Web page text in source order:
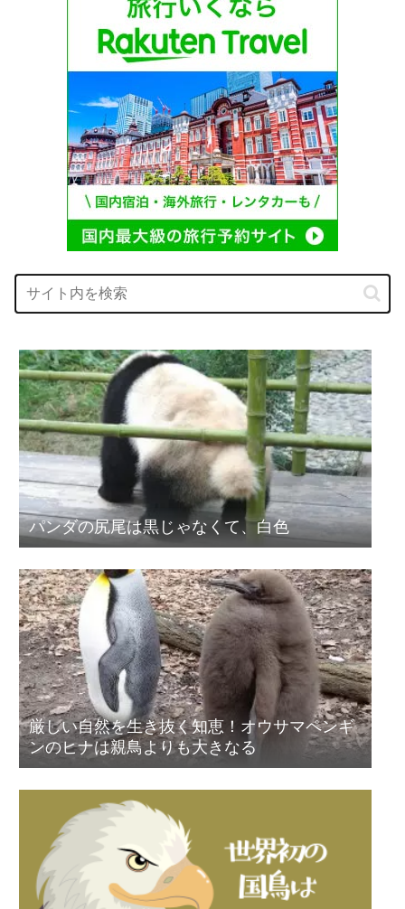
パンダの尻尾は黒じゃなくて、白色
厳しい自然を生き抜く知恵！オウサマペンギ
ンのヒナは親鳥よりも大きなる